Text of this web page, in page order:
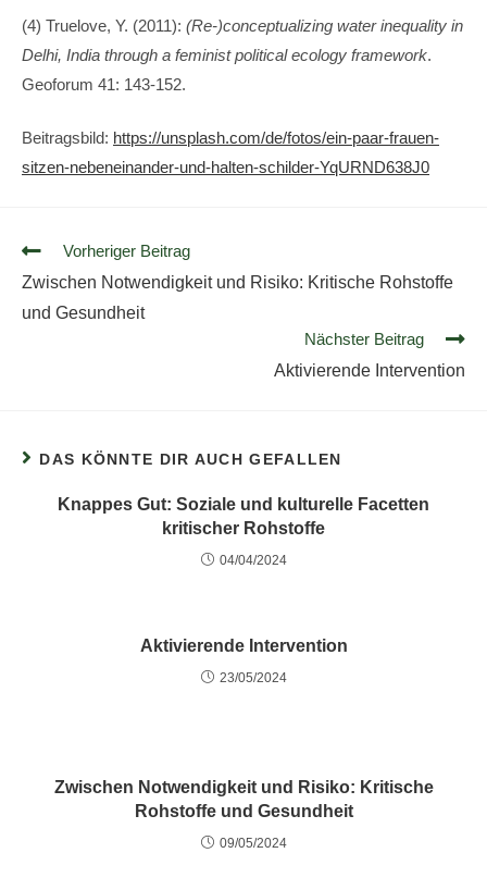
(4) Truelove, Y. (2011): (Re-)conceptualizing water inequality in
Delhi, India through a feminist political ecology framework.
Geoforum 41: 143-152.
Beitragsbild: https://unsplash.com/de/fotos/ein-paar-frauen-
sitzen-nebeneinander-und-halten-schilder-YqURND638J0
Vorheriger Beitrag
Zwischen Notwendigkeit und Risiko: Kritische Rohstoffe
und Gesundheit
Nächster Beitrag
Aktivierende Intervention
DAS KÖNNTE DIR AUCH GEFALLEN
Knappes Gut: Soziale und kulturelle Facetten
kritischer Rohstoffe
04/04/2024
Aktivierende Intervention
23/05/2024
Zwischen Notwendigkeit und Risiko: Kritische
Rohstoffe und Gesundheit
09/05/2024